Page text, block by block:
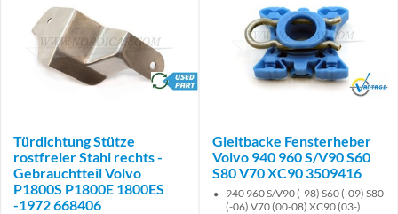
brand
Türdichtung Stütze
rostfreier Stahl rechts -
Gebrauchtteil Volvo
P1800S P1800E 1800ES
-1972 668406
Brand
Gleitbacke Fensterheber
Volvo 940 960 S/V90 S60
S80 V70 XC90 3509416
940 960 S/V90 (-98) S60 (-09) S80
(-06) V70 (00-08) XC90 (03-)